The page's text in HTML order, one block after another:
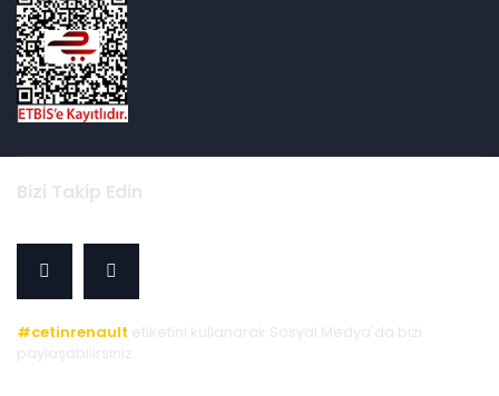
Bizi Takip Edin
#cetinrenault etiketini kullanarak Sosyal Medya'da bizi
paylaşabilirsiniz.